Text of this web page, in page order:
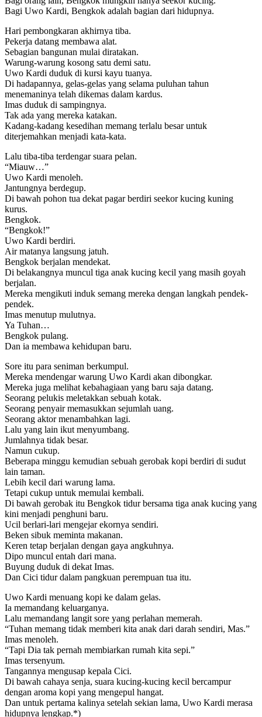
Bagi Uwo Kardi, Bengkok adalah bagian dari hidupnya.
Hari pembongkaran akhirnya tiba.
Pekerja datang membawa alat.
Sebagian bangunan mulai diratakan.
Warung-warung kosong satu demi satu.
Uwo Kardi duduk di kursi kayu tuanya.
Di hadapannya, gelas-gelas yang selama puluhan tahun
menemaninya telah dikemas dalam kardus.
Imas duduk di sampingnya.
Tak ada yang mereka katakan.
Kadang-kadang kesedihan memang terlalu besar untuk
diterjemahkan menjadi kata-kata.
Lalu tiba-tiba terdengar suara pelan.
“Miauw…”
Uwo Kardi menoleh.
Jantungnya berdegup.
Di bawah pohon tua dekat pagar berdiri seekor kucing kuning
kurus.
Bengkok.
“Bengkok!”
Uwo Kardi berdiri.
Air matanya langsung jatuh.
Bengkok berjalan mendekat.
Di belakangnya muncul tiga anak kucing kecil yang masih goyah
berjalan.
Mereka mengikuti induk semang mereka dengan langkah pendek-
pendek.
Imas menutup mulutnya.
Ya Tuhan…
Bengkok pulang.
Dan ia membawa kehidupan baru.
Sore itu para seniman berkumpul.
Mereka mendengar warung Uwo Kardi akan dibongkar.
Mereka juga melihat kebahagiaan yang baru saja datang.
Seorang pelukis meletakkan sebuah kotak.
Seorang penyair memasukkan sejumlah uang.
Seorang aktor menambahkan lagi.
Lalu yang lain ikut menyumbang.
Jumlahnya tidak besar.
Namun cukup.
Beberapa minggu kemudian sebuah gerobak kopi berdiri di sudut
lain taman.
Lebih kecil dari warung lama.
Tetapi cukup untuk memulai kembali.
Di bawah gerobak itu Bengkok tidur bersama tiga anak kucing yang
kini menjadi penghuni baru.
Ucil berlari-lari mengejar ekornya sendiri.
Beken sibuk meminta makanan.
Keren tetap berjalan dengan gaya angkuhnya.
Dipo muncul entah dari mana.
Buyung duduk di dekat Imas.
Dan Cici tidur dalam pangkuan perempuan tua itu.
Uwo Kardi menuang kopi ke dalam gelas.
Ia memandang keluarganya.
Lalu memandang langit sore yang perlahan memerah.
“Tuhan memang tidak memberi kita anak dari darah sendiri, Mas.”
Imas menoleh.
“Tapi Dia tak pernah membiarkan rumah kita sepi.”
Imas tersenyum.
Tangannya mengusap kepala Cici.
Di bawah cahaya senja, suara kucing-kucing kecil bercampur
dengan aroma kopi yang mengepul hangat.
Dan untuk pertama kalinya setelah sekian lama, Uwo Kardi merasa
hidupnya lengkap.*)